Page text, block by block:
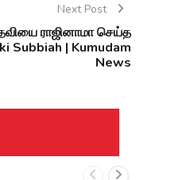
Next Post
ராஜினாமா செய்த
Subbiah | Kumudam
News